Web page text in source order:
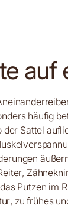
auf
häufig
Sattel
Putzen im
zu frühes